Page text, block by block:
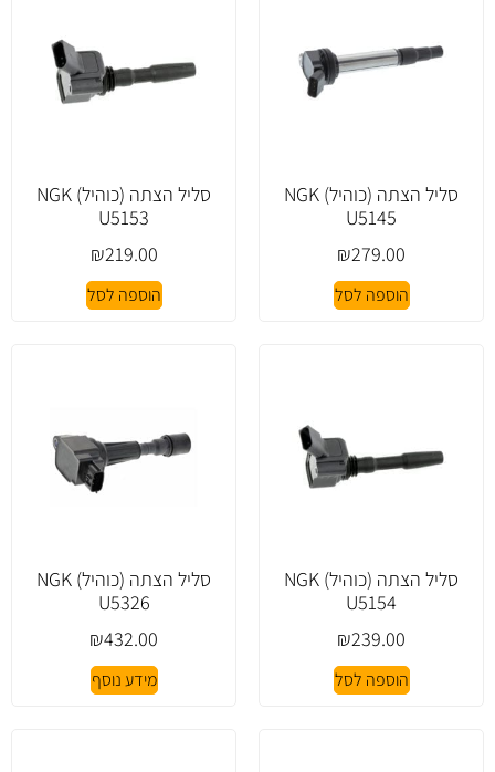
סליל הצתה (כוהיל) NGK
U5145
₪279.00
הוספה לסל
סליל הצתה (כוהיל) NGK
U5153
₪219.00
הוספה לסל
סליל הצתה (כוהיל) NGK
U5154
₪239.00
הוספה לסל
סליל הצתה (כוהיל) NGK
U5326
₪432.00
מידע נוסף